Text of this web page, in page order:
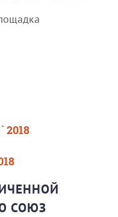
2018
СОЮЗ